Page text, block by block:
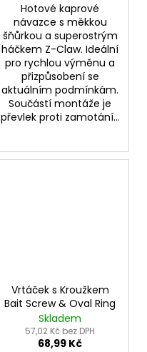
Hotové kaprové
návazce s měkkou
šňůrkou a superostrým
háčkem Z-Claw. Ideální
pro rychlou výměnu a
přizpůsobení se
aktuálním podmínkám.
Součástí montáže je
převlek proti zamotání...
Vrtáček s Kroužkem
Bait Screw & Oval Ring
Skladem
57,02 Kč bez DPH
68,99 Kč